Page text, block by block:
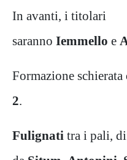
In avanti, i titolari
saranno Iemmello e
Formazione
2.
Fulignati tra i pali,